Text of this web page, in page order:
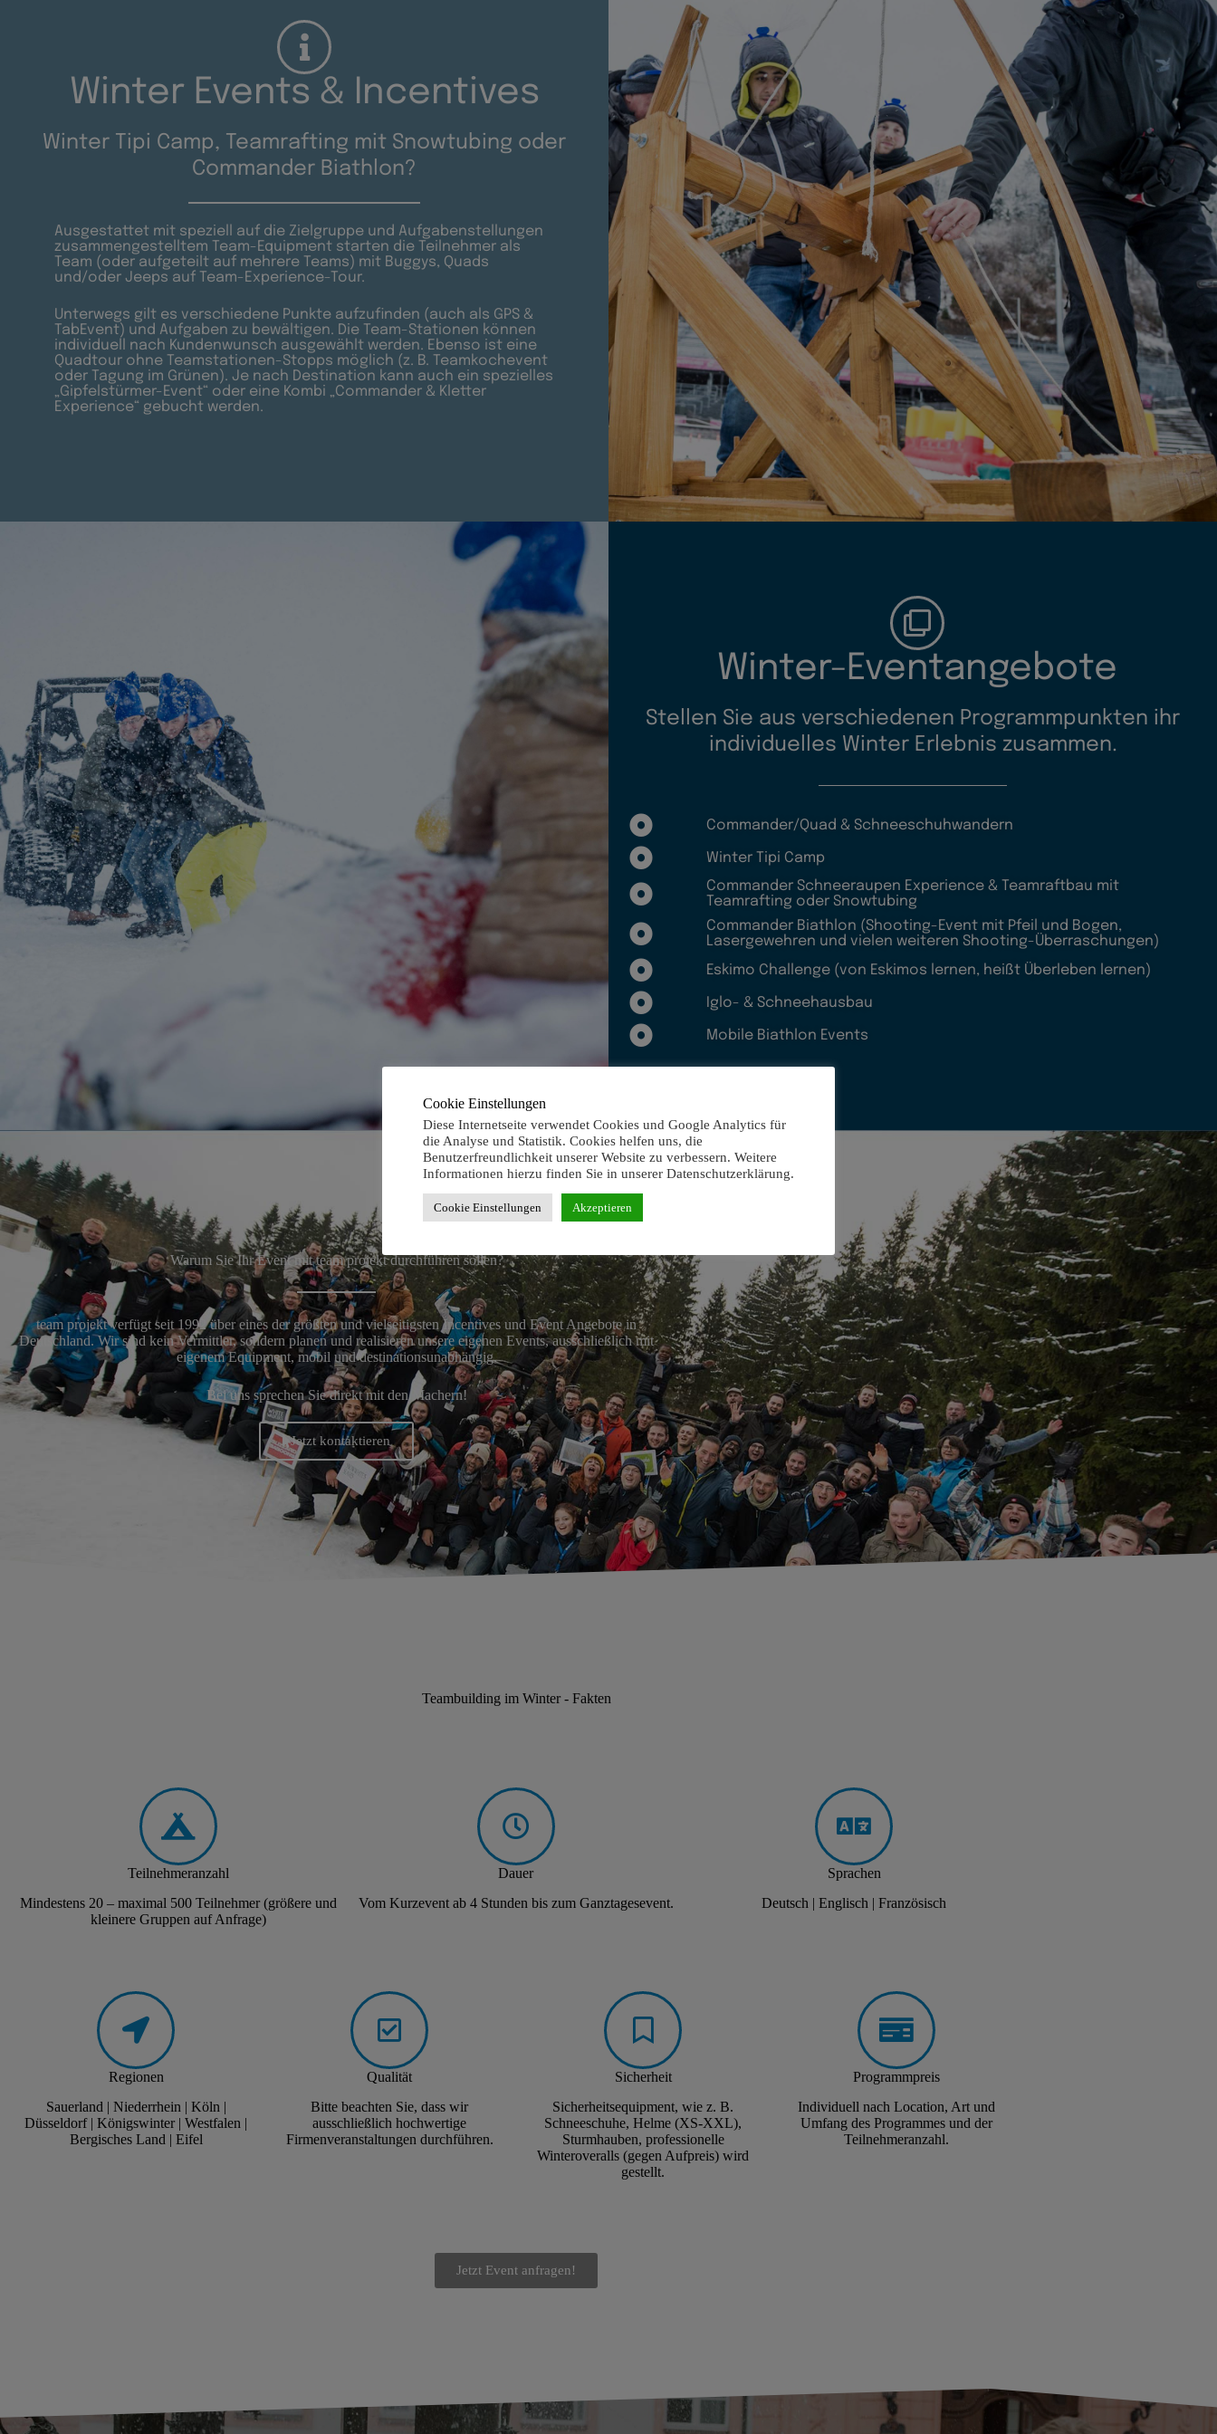
Winter Events & Incentives
Winter Tipi Camp, Teamrafting mit Snowtubing oder
Commander Biathlon?
Ausgestattet mit speziell auf die Zielgruppe und Aufgabenstellungen
zusammengestelltem Team-Equipment starten die Teilnehmer als
Team (oder aufgeteilt auf mehrere Teams) mit Buggys, Quads
und/oder Jeeps auf Team-Experience-Tour.
Unterwegs gilt es verschiedene Punkte aufzufinden (auch als GPS &
TabEvent) und Aufgaben zu bewältigen. Die Team-Stationen können
individuell nach Kundenwunsch ausgewählt werden. Ebenso ist eine
Quadtour ohne Teamstationen-Stopps möglich (z. B. Teamkochevent
oder Tagung im Grünen). Je nach Destination kann auch ein spezielles
„Gipfelstürmer-Event“ oder eine Kombi „Commander & Kletter
Experience“ gebucht werden.
Winter-Eventangebote
Stellen Sie aus verschiedenen Programmpunkten ihr
individuelles Winter Erlebnis zusammen.
Commander/Quad & Schneeschuhwandern
Winter Tipi Camp
Commander Schneeraupen Experience & Teamraftbau mit
Teamrafting oder Snowtubing
Commander Biathlon (Shooting-Event mit Pfeil und Bogen,
Lasergewehren und vielen weiteren Shooting-Überraschungen)
Eskimo Challenge (von Eskimos lernen, heißt Überleben lernen)
Iglo- & Schneehausbau
Mobile Biathlon Events
Warum Sie Ihr Event mit team projekt durchführen sollen?
team projekt verfügt seit 1992 über eines der größten und vielseitigsten Incentives und Event Angebote in
Deutschland. Wir sind kein Vermittler, sondern planen und realisieren unsere eigenen Events, ausschließlich mit
eigenem Equipment, mobil und destinationsunabhängig.
Bei uns sprechen Sie direkt mit den Machern!
Jetzt kontaktieren
Teambuilding im Winter - Fakten
Teilnehmeranzahl
Mindestens 20 – maximal 500 Teilnehmer (größere und
kleinere Gruppen auf Anfrage)
Dauer
Vom Kurzevent ab 4 Stunden bis zum Ganztagesevent.
Sprachen
Deutsch | Englisch | Französisch
Regionen
Sauerland | Niederrhein | Köln |
Düsseldorf | Königswinter | Westfalen |
Bergisches Land | Eifel
Qualität
Bitte beachten Sie, dass wir
ausschließlich hochwertige
Firmenveranstaltungen durchführen.
Sicherheit
Sicherheitsequipment, wie z. B.
Schneeschuhe, Helme (XS-XXL),
Sturmhauben, professionelle
Winteroveralls (gegen Aufpreis) wird
gestellt.
Programmpreis
Individuell nach Location, Art und
Umfang des Programmes und der
Teilnehmeranzahl.
Jetzt Event anfragen!
Cookie Einstellungen
Diese Internetseite verwendet Cookies und Google Analytics für
die Analyse und Statistik. Cookies helfen uns, die
Benutzerfreundlichkeit unserer Website zu verbessern. Weitere
Informationen hierzu finden Sie in unserer Datenschutzerklärung.
Cookie Einstellungen Akzeptieren